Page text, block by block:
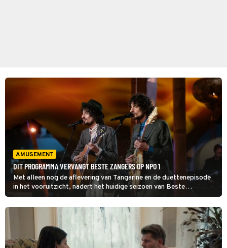
AMUSEMENT
DIT PROGRAMMA VERVANGT BESTE ZANGERS OP NPO 1
Met alleen nog de aflevering van Tangarine en de duettenepisode
in het vooruitzicht, nadert het huidige seizoen van Beste
Zangers zijn einde. Wij gingen daarom op onderzoek uit om te
ontdekken welk programma klaarstaat om het muziekavontuur
met Jan Smit op te volgen.